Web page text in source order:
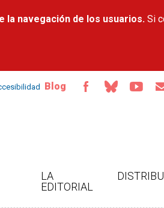
contenido
la navegación de los usuarios. Si
Blog
LA
EDITORIAL